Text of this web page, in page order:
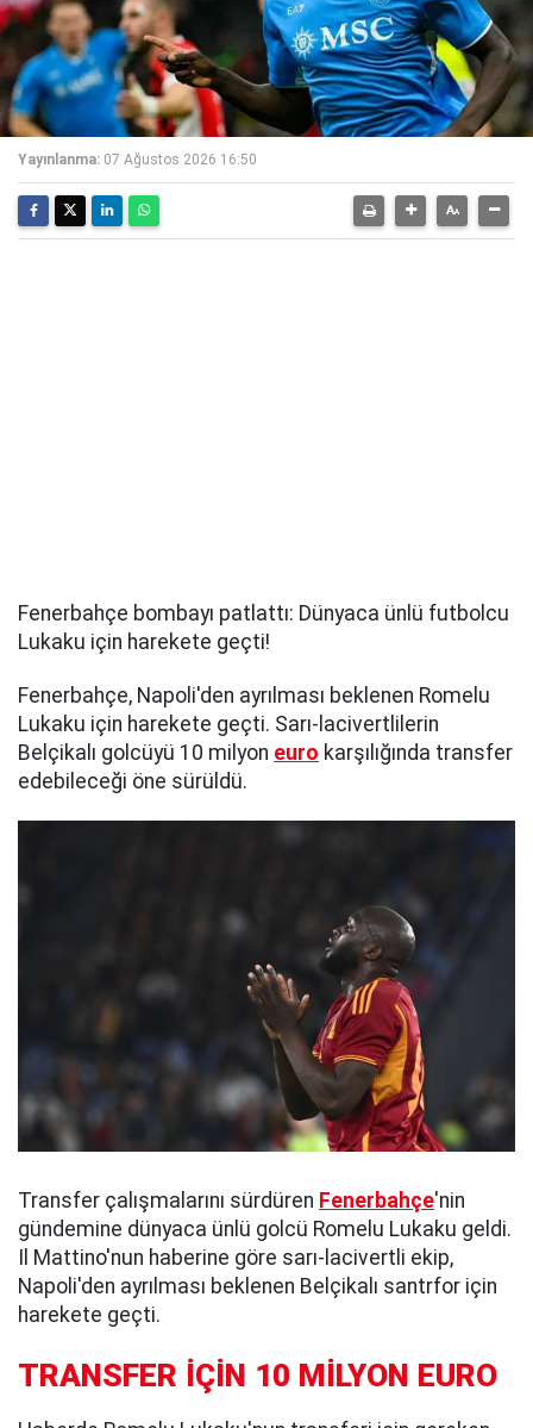
Yayınlanma: 07 Ağustos 2026 16:50
Fenerbahçe bombayı patlattı: Dünyaca ünlü futbolcu
Lukaku için harekete geçti!
Fenerbahçe, Napoli'den ayrılması beklenen Romelu
Lukaku için harekete geçti. Sarı-lacivertlilerin
Belçikalı golcüyü 10 milyon euro karşılığında transfer
edebileceği öne sürüldü.
Transfer çalışmalarını sürdüren Fenerbahçe'nin
gündemine dünyaca ünlü golcü Romelu Lukaku geldi.
Il Mattino'nun haberine göre sarı-lacivertli ekip,
Napoli'den ayrılması beklenen Belçikalı santrfor için
harekete geçti.
TRANSFER İÇİN 10 MİLYON EURO